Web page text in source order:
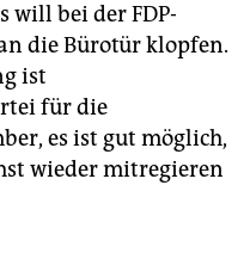
will bei der FDP-
die Bürotür klopfen.
ist
für die
es ist gut möglich,
wieder mit­regieren